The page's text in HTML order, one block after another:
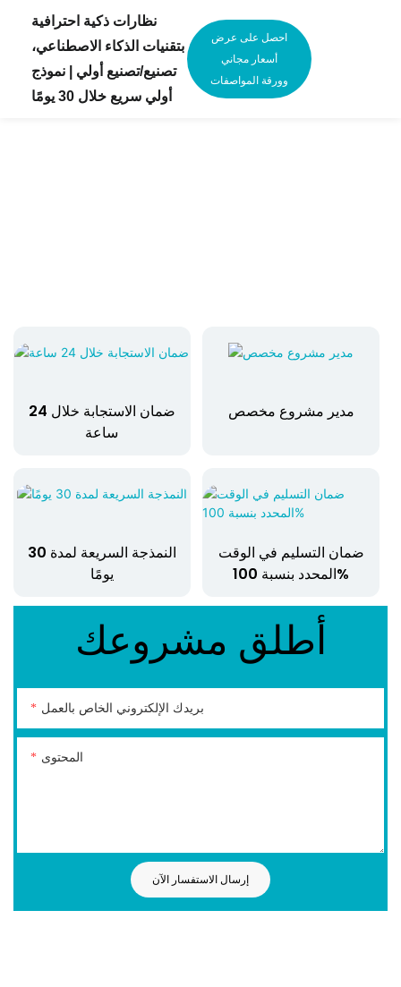
نظارات ذكية احترافية
بتقنيات الذكاء الاصطناعي،
تصنيع/تصنيع أولي | نموذج
أولي سريع خلال 30 يومًا
احصل على عرض
أسعار مجاني
وورقة المواصفات
ضمان الاستجابة خلال 24
ساعة
مدير مشروع مخصص
النمذجة السريعة لمدة 30
يومًا
ضمان التسليم في الوقت
المحدد بنسبة 100%
أطلق مشروعك
بريدك الإلكتروني الخاص بالعمل
المحتوى
إرسال الاستفسار الآن